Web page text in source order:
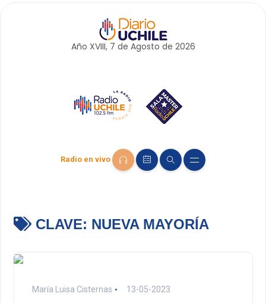
Año XVIII, 7 de Agosto de 2026
Radio en vivo
CLAVE: NUEVA MAYORÍA
María Luisa Cisternas 13-05-2023